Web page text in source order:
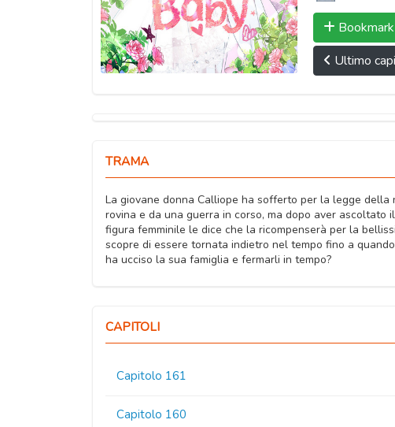
Bookmark
Ultimo
TRAMA
La giovane donna Calliope ha sofferto per la legge
rovina e da una guerra in corso, ma dopo aver ascoltato
figura femminile le dice che la ricompenserà per la
scopre di essere tornata indietro nel tempo fino a
ha ucciso la sua famiglia e fermarli in tempo?
CAPITOLI
Capitolo 161
Capitolo 160